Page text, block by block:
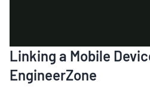
Linking a Mobile
EngineerZone